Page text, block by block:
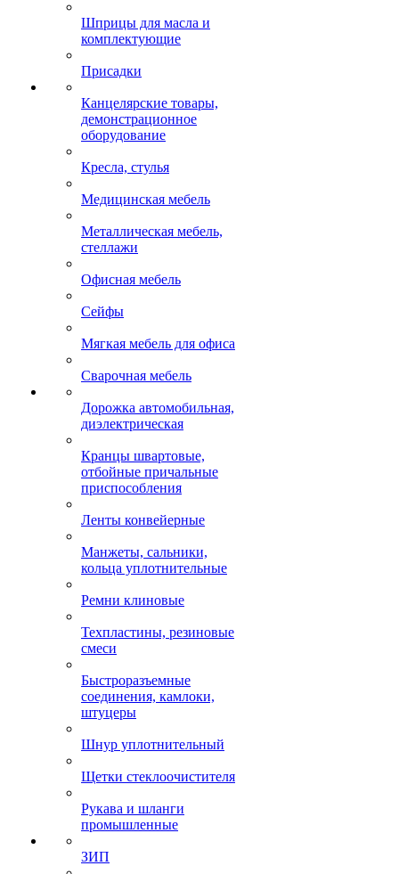
Шприцы для масла и
комплектующие
Присадки
Канцелярские товары,
демонстрационное
оборудование
Кресла, стулья
Медицинская мебель
Металлическая мебель,
стеллажи
Офисная мебель
Сейфы
Мягкая мебель для офиса
Сварочная мебель
Дорожка автомобильная,
диэлектрическая
Кранцы швартовые,
отбойные причальные
приспособления
Ленты конвейерные
Манжеты, сальники,
кольца уплотнительные
Ремни клиновые
Техпластины, резиновые
смеси
Быстроразъемные
соединения, камлоки,
штуцеры
Шнур уплотнительный
Щетки стеклоочистителя
Рукава и шланги
промышленные
ЗИП